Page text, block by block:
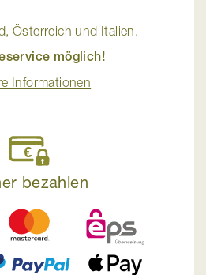
Österreich und Italien.
möglich!
Informationen
bezahlen